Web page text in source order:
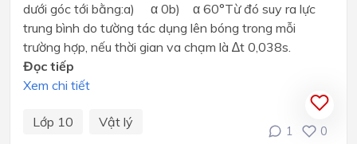
dưới góc tới bằng:a) α 0b) α 60°Từ đó suy ra lực
trung bình do tường tác dụng lên bóng trong mỗi
trường hợp, nếu thời gian va chạm là ∆t 0,038s.
Đọc tiếp
Xem chi tiết
Lớp 10 Vật lý
1 0